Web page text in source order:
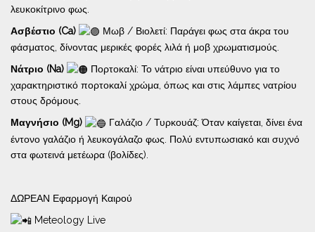
λευκοκίτρινο φως.
Ασβέστιο (Ca)
Μωβ / Βιολετί: Παράγει φως στα άκρα του
φάσματος, δίνοντας μερικές φορές λιλά ή μοβ χρωματισμούς.
Νάτριο (Na)
Πορτοκαλί: Το νάτριο είναι υπεύθυνο για το
χαρακτηριστικό πορτοκαλί χρώμα, όπως και στις λάμπες νατρίου
στους δρόμους.
Μαγνήσιο (Mg)
Γαλάζιο / Τυρκουάζ: Όταν καίγεται, δίνει ένα
έντονο γαλάζιο ή λευκογάλαζο φως. Πολύ εντυπωσιακό και συχνό
στα φωτεινά μετέωρα (βολίδες).
ΔΩΡΕΑΝ Εφαρμογή Καιρού
Meteology Live